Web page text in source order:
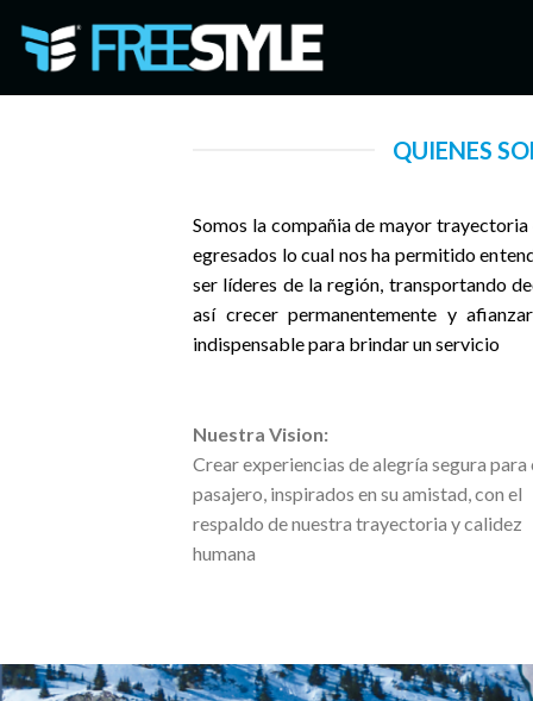
content
QUIENES
Somos la compañia de mayor
egresados lo cual nos ha permitido
ser líderes de la región, transportando
así crecer permanentemente y
indispensable para brindar un servicio
Nuestra Vision:
Crear experiencias de alegría segura para
pasajero, inspirados en su amistad, con el
respaldo de nuestra trayectoria y calidez
humana